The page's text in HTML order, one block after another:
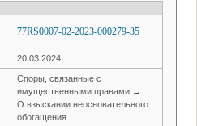
77RS0007-02-2023-000279-35
20.03.2024
Споры, связанные с
имущественными правами →
О взыскании неосновательного
обогащения